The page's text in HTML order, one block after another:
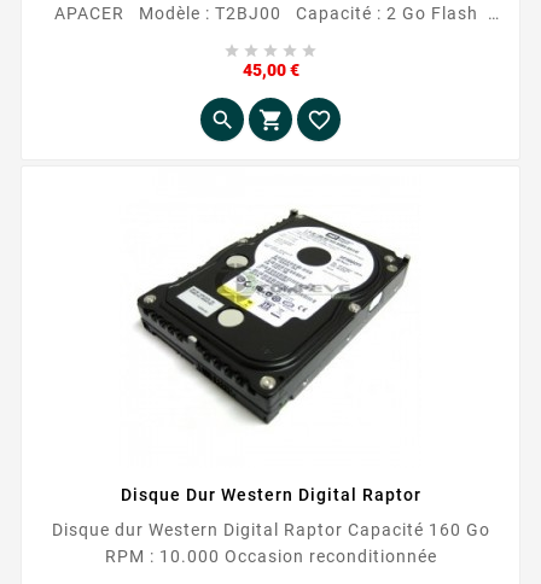
APACER Modèle : T2BJ00 Capacité : 2 Go Flash
Interface avec l'ordinateur : 44 pin IDE Occasion
reconditionnée
    
45,00 €Prix
  
Disque Dur Western Digital Raptor
Disque dur Western Digital Raptor Capacité 160 Go
RPM : 10.000 Occasion reconditionnée